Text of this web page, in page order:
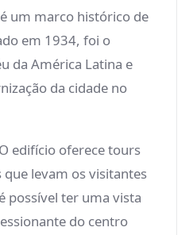
é um marco histórico de
em 1934, foi o
da América Latina e
da cidade no
edifício oferece tours
levam os visitantes
possível ter uma vista
do centro